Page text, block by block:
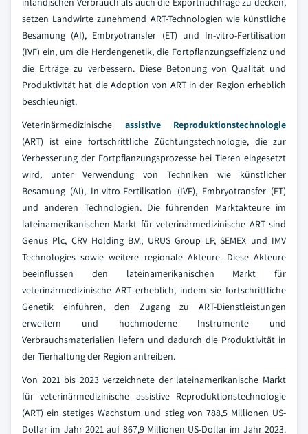
setzen Landwirte zunehmend ART-Technologien wie künstliche
Besamung (AI), Embryotransfer (ET) und In-vitro-Fertilisation
(IVF) ein, um die Herdengenetik, die Fortpflanzungseffizienz und
die Erträge zu verbessern. Diese Betonung von Qualität und
Produktivität hat die Adoption von ART in der Region erheblich
beschleunigt.
Veterinärmedizinische assistive Reproduktionstechnologie
(ART) ist eine fortschrittliche Züchtungstechnologie, die zur
Verbesserung der Fortpflanzungsprozesse bei Tieren eingesetzt
wird, unter Verwendung von Techniken wie künstlicher
Besamung (AI), In-vitro-Fertilisation (IVF), Embryotransfer (ET)
und anderen Technologien. Die führenden Marktakteure im
lateinamerikanischen Markt für veterinärmedizinische ART sind
Genus Plc, CRV Holding B.V., URUS Group LP, SEMEX und IMV
Technologies sowie weitere regionale Akteure. Diese Akteure
beeinflussen den lateinamerikanischen Markt für
veterinärmedizinische ART erheblich, indem sie fortschrittliche
Genetik einführen, den Zugang zu ART-Dienstleistungen
erweitern und hochmoderne Instrumente und
Verbrauchsmaterialien liefern und dadurch die Produktivität in
der Tierhaltung der Region antreiben.
Von 2021 bis 2023 verzeichnete der lateinamerikanische Markt
für veterinärmedizinische assistive Reproduktionstechnologie
(ART) ein stetiges Wachstum und stieg von 788,5 Millionen US-
Dollar im Jahr 2021 auf 867,9 Millionen US-Dollar im Jahr 2023.